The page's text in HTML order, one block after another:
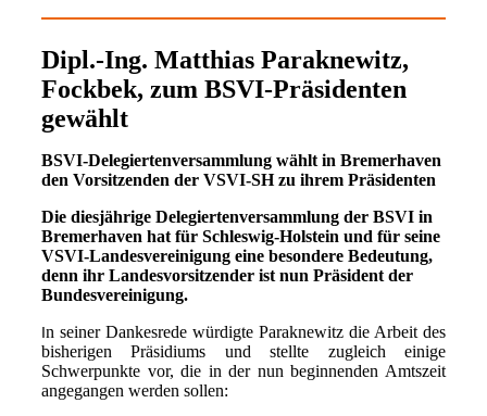
Dipl.-Ing. Matthias Paraknewitz,
Fockbek, zum BSVI-Präsidenten
gewählt
BSVI-Delegiertenversammlung wählt in Bremerhaven
den Vorsitzenden der VSVI-SH zu ihrem Präsidenten
Die diesjährige Delegiertenversammlung der BSVI in
Bremerhaven hat für Schleswig-Holstein und für seine
VSVI-Landesvereinigung eine besondere Bedeutung,
denn ihr Landesvorsitzender ist nun Präsident der
Bundesvereinigung.
In seiner Dankesrede würdigte Paraknewitz die Arbeit des
bisherigen Präsidiums und stellte zugleich einige
Schwerpunkte vor, die in der nun beginnenden Amtszeit
angegangen werden sollen: